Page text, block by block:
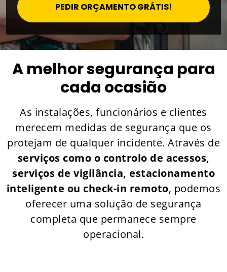
PEDIR ORÇAMENTO GRÁTIS!
A melhor segurança para
cada ocasião
As instalações, funcionários e clientes
merecem medidas de segurança que os
protejam de qualquer incidente. Através de
serviços como o controlo de acessos,
serviços de vigilância, estacionamento
inteligente ou check-in remoto, podemos
oferecer uma solução de segurança
completa que permanece sempre
operacional.